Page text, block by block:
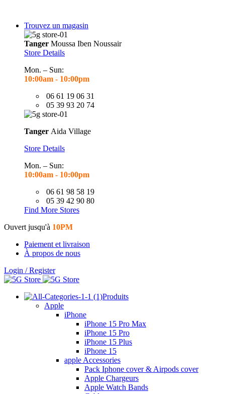
Trouvez un magasin
Tanger Moussa Iben Noussair
Store Details
Mon. – Sun:
10:00am - 10:00pm
06 61 19 06 31
05 39 93 20 74
Tanger Aida Village
Store Details
Mon. – Sun:
10:00am - 10:00pm
06 61 98 58 19
05 39 42 90 80
Find More Stores
Ouvert jusqu'à 10PM
Paiement et livraison
À propos de nous
Login / Register
Produits
Apple
iPhone
iPhone 15 Pro Max
iPhone 15 Pro
iPhone 15 Plus
iPhone 15
apple Accessories
Pack Iphone cover & Airpods cover
Apple Chargeurs
Apple Watch Bands